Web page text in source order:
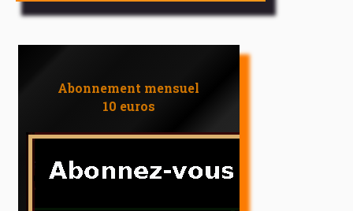
Abonnement mensuel
10 euros